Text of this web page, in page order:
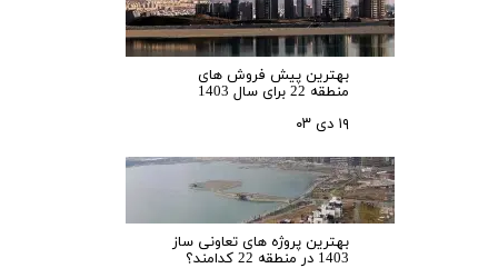
بهترین پیش فروش های
منطقه 22 برای سال 1403
۱۹ دی ۰۳
بهترین پروژه های تعاونی ساز
1403 در منطقه 22 کدامند؟